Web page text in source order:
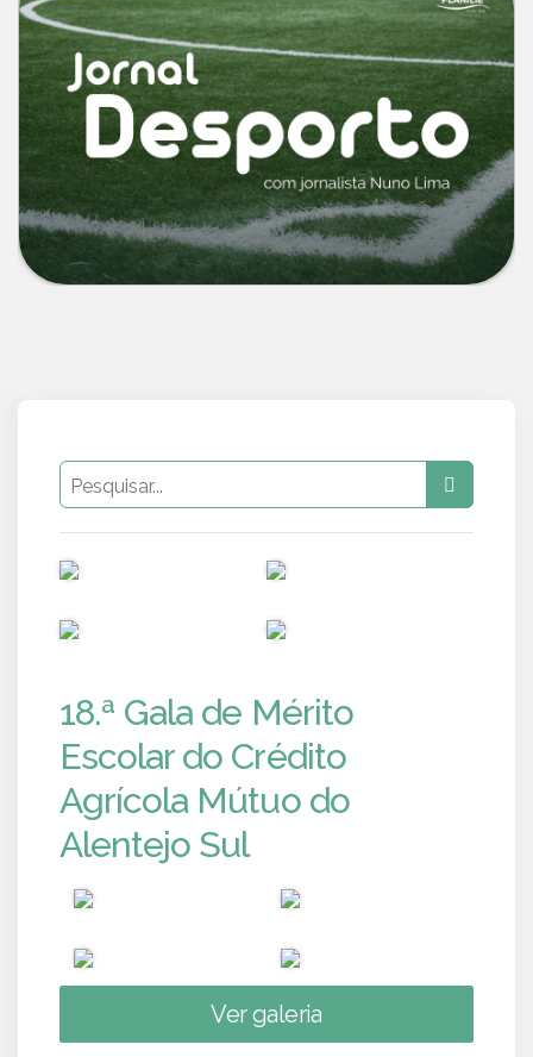
18.ª Gala de Mérito
Escolar do Crédito
Agrícola Mútuo do
Alentejo Sul
Ver galeria